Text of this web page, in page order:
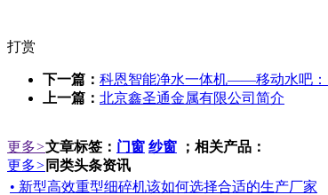
打赏
下一篇： 科恩智能净水一体机——移动水吧：
上一篇： 北京鑫圣通金属有限公司简介
更多>文章标签： 门窗 纱窗 ；相关产品：
更多> 同类头条资讯
• 新型高效重型细碎机该如何选择合适的生产厂家